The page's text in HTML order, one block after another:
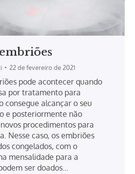
22 de fevereiro de 2021
pode acontecer quando
por tratamento para
consegue alcançar o seu
e posteriormente não
procedimentos para
Nesse caso, os embriões
congelados, com o
mensalidade para a
ser doados…